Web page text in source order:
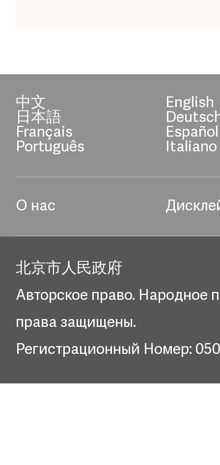
中文 English
日本語
Français Español
Português Italiano
О нас
北京市人民政府
Авторское право. Народное
права защищены.
Регистрационный Номер: